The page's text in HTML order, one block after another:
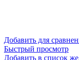
Добавить для
Быстрый просмотр
Добавить в список